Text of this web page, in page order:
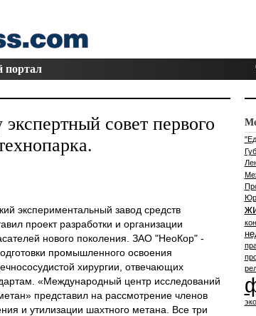
портал
совет первого
экспериментальный завод средств
проект разработки и организации
нового поколения. ЗАО "НеоКор" -
промышленного освоения
хирургии, отвечающих
«Международный центр исследований
представил на рассмотрение членов
и утилизации шахтного метана. Все три